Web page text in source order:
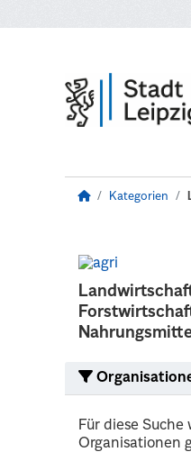
Kategorien
Für diese Suche
Organisationen